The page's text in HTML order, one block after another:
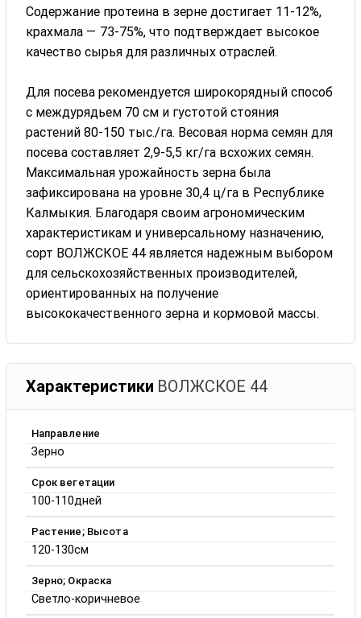
Содержание протеина в зерне достигает 11-12%,
крахмала — 73-75%, что подтверждает высокое
качество сырья для различных отраслей.
Для посева рекомендуется широкорядный способ
с междурядьем 70 см и густотой стояния
растений 80-150 тыс./га. Весовая норма семян для
посева составляет 2,9-5,5 кг/га всхожих семян.
Максимальная урожайность зерна была
зафиксирована на уровне 30,4 ц/га в Республике
Калмыкия. Благодаря своим агрономическим
характеристикам и универсальному назначению,
сорт ВОЛЖСКОЕ 44 является надежным выбором
для сельскохозяйственных производителей,
ориентированных на получение
высококачественного зерна и кормовой массы.
Характеристики ВОЛЖСКОЕ 44
Направление
Зерно
Срок вегетации
100-110дней
Растение; Высота
120-130см
Зерно; Окраска
Светло-коричневое